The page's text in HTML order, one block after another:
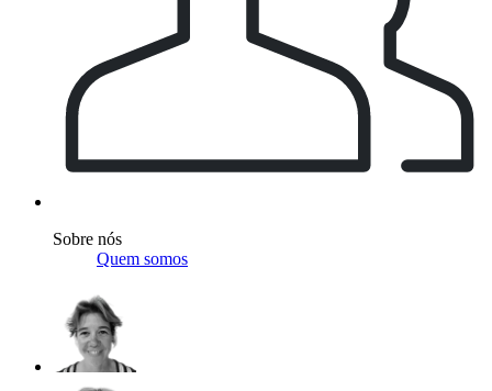
Sobre nós
Quem somos